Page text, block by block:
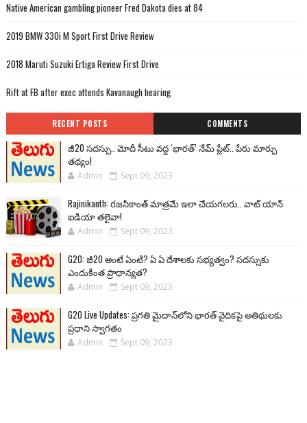
Native American gambling pioneer Fred Dakota dies at 84
2019 BMW 330i M Sport First Drive Review
2018 Maruti Suzuki Ertiga Review First Drive
Rift at FB after exec attends Kavanaugh hearing
RECENT POSTS COMMENTS
జీ20 సదస్సు.. మోదీ సీటు వద్ద ‘భారత్’ నేమ్ ప్లేట్‌.. పేరు మార్పు
తథ్యం!
Admin Sept 09, 2023
Rajinikanth: రజనీకాంత్ మాత్రమే ఇలా చేయగలరు.. వాట్ యాన్
ఐడియా తలైవా!
Admin Sept 09, 2023
G20: జీ20 అంటే ఏంటి? ఏ ఏ దేశాలకు సభ్యత్వం? సదస్సుకు
ఎందుకింత ప్రాధాన్యత?
Admin Sept 09, 2023
G20 Live Updates: ప్రగతి మైదాన్‌లోని భారత్ వైదికపై అతిథులకు
ప్రధాని స్వాగతం
Admin Sept 09, 2023